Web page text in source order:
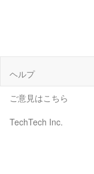
ヘルプ
ご意見はこちら
TechTech Inc.